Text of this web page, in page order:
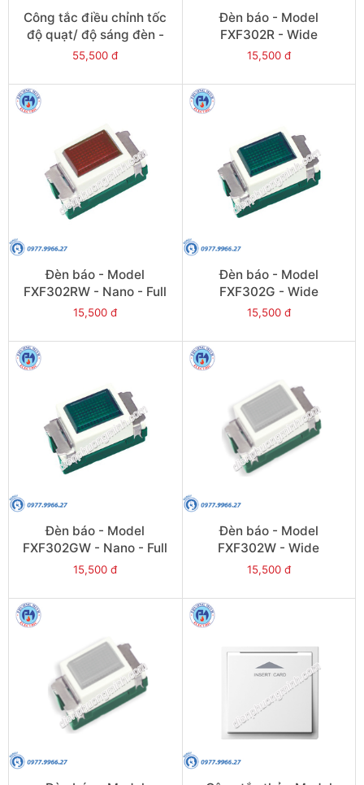
Công tắc điều chỉnh tốc
độ quạt/ độ sáng đèn -
Model
Wide
55,500 đ
Đèn báo - Model
FXF302R - Wide
15,500 đ
Đèn báo - Model
FXF302RW - Nano - Full
15,500 đ
Đèn báo - Model
FXF302G - Wide
15,500 đ
Đèn báo - Model
FXF302GW - Nano - Full
15,500 đ
Đèn báo - Model
FXF302W - Wide
15,500 đ